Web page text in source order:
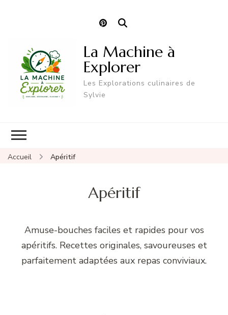
La Machine à
Explorer
Les Explorations culinaires de
Sylvie
Accueil Apéritif
Apéritif
Amuse-bouches faciles et rapides pour vos
apéritifs. Recettes originales, savoureuses et
parfaitement adaptées aux repas conviviaux.